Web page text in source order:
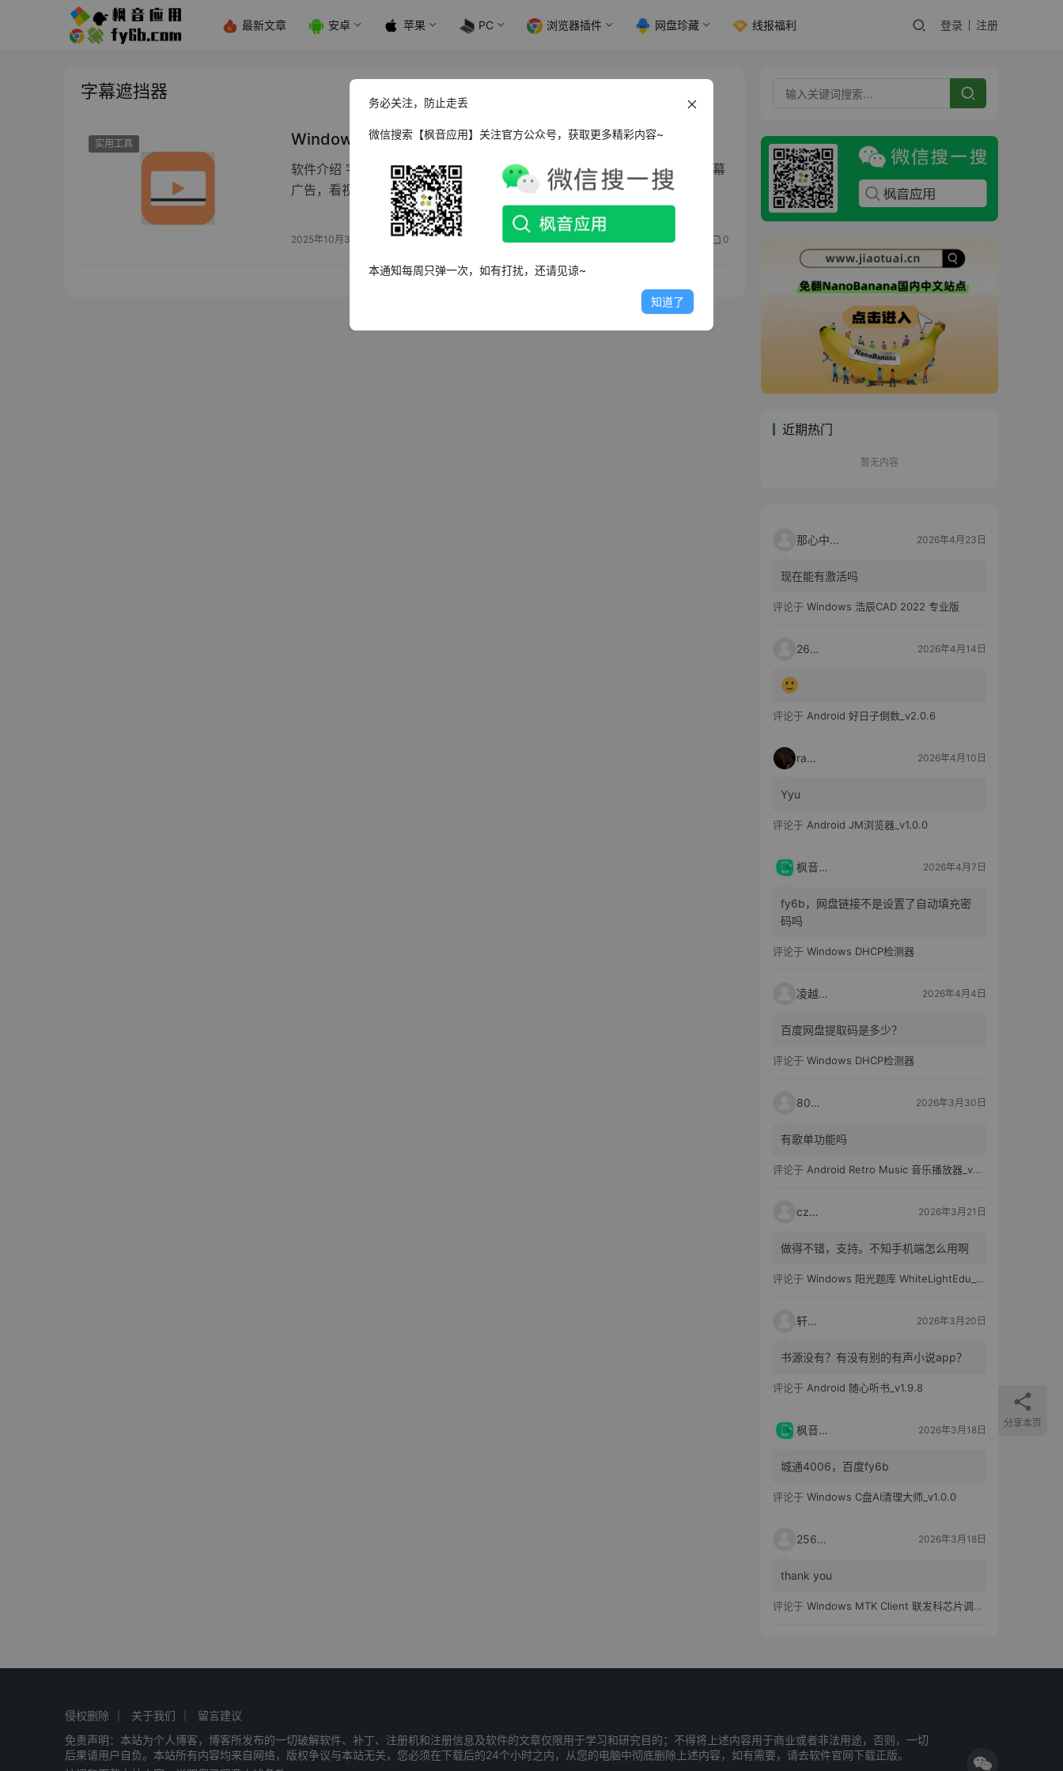
最新文章 安卓 苹果 PC 浏览器插件 网盘珍藏 线报福利 登录 注册
字幕遮挡器
实用工具 Windows 字幕遮挡器_v1.0 绿色便携版
软件介绍 字幕遮挡器是一款视频字幕管理应用，功能就是遮挡视频上方的字幕
广告，看视频专用神器，一键设置…
2025年10月31日 0
近期热门
暂无内容
那心中的话 2026年4月23日
现在能有激活吗
评论于 Windows 浩辰CAD 2022 专业版
2603 2026年4月14日
评论于 Android 好日子倒数_v2.0.6
raka 2026年4月10日
Yyu
评论于 Android JM浏览器_v1.0.0
枫音应用 2026年4月7日
fy6b，网盘链接不是设置了自动填充密
码吗
评论于 Windows DHCP检测器
凌越电子 2026年4月4日
百度网盘提取码是多少？
评论于 Windows DHCP检测器
80521 2026年3月30日
有歌单功能吗
评论于 Android Retro Music 音乐播放器_v6.6.0
czh7 2026年3月21日
做得不错，支持。不知手机端怎么用啊
评论于 Windows 阳光题库 WhiteLightEdu_v2.0.0
轩爸 2026年3月20日
书源没有？有没有别的有声小说app？
评论于 Android 随心听书_v1.9.8
枫音应用 2026年3月18日
城通4006，百度fy6b
评论于 Windows C盘AI清理大师_v1.0.0
25651 2026年3月18日
thank you
评论于 Windows MTK Client 联发科芯片调试工具_v2.01 汉化版
侵权删除 关于我们
留言建议
免责声明：本站为个人博客，博客所发布的一切破解软件、补丁、注册机和注册信息及软件的文章仅限用于学习和研究目的；不得将上述内容用于商业或者非法用途，否则，一切
后果请用户自负。本站所有内容均来自网络，版权争议与本站无关，您必须在下载后的24个小时之内，从您的电脑中彻底删除上述内容，如有需要，请去软件官网下载正版。
分享本页
务必关注，防止走丢
微信搜索【枫音应用】关注官方公众号，获取更多精彩内容~
本通知每周只弹一次，如有打扰，还请见谅~
知道了